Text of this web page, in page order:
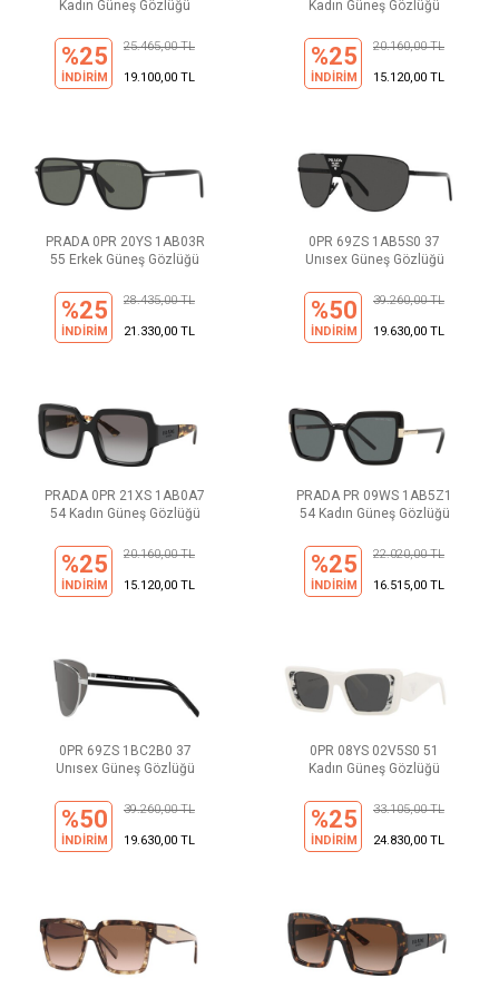
Kadın Güneş Gözlüğü
%25
İNDİRİM
25.465,00 TL
19.100,00 TL
Kadın Güneş Gözlüğü
%25
İNDİRİM
20.160,00 TL
15.120,00 TL
PRADA 0PR 20YS 1AB03R
55 Erkek Güneş Gözlüğü
%25
İNDİRİM
28.435,00 TL
21.330,00 TL
0PR 69ZS 1AB5S0 37
Unısex Güneş Gözlüğü
%50
İNDİRİM
39.260,00 TL
19.630,00 TL
PRADA 0PR 21XS 1AB0A7
54 Kadın Güneş Gözlüğü
%25
İNDİRİM
20.160,00 TL
15.120,00 TL
PRADA PR 09WS 1AB5Z1
54 Kadın Güneş Gözlüğü
%25
İNDİRİM
22.020,00 TL
16.515,00 TL
0PR 69ZS 1BC2B0 37
Unısex Güneş Gözlüğü
%50
İNDİRİM
39.260,00 TL
19.630,00 TL
0PR 08YS 02V5S0 51
Kadın Güneş Gözlüğü
%25
İNDİRİM
33.105,00 TL
24.830,00 TL